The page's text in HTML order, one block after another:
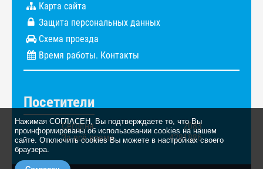
Нажимая СОГЛАСЕН, Вы подтверждаете то, что Вы
проинформированы об использовании cookies на нашем
сайте. Отключить cookies Вы можете в настройках своего
браузера.
Карта сайта
Защита персональных данных
Схема проезда
Время работы. Контакты
Посетители
Сегодня
2083
За всё время
4281886